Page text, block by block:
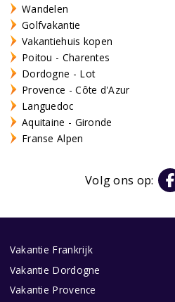
Wandelen
Golfvakantie
Vakantiehuis kopen
Poitou - Charentes
Dordogne - Lot
Provence - Côte d'Azur
Languedoc
Aquitaine - Gironde
Franse Alpen
Volg ons op:
Vakantie Frankrijk
Vakantie Dordogne
Vakantie Provence